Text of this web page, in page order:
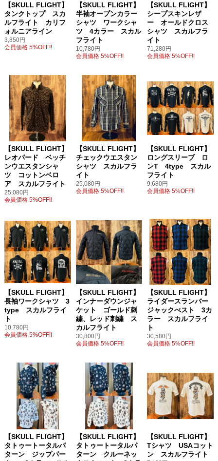
【SKULL FLIGHT】
タンクトップ スカ
ルフライト カリフ
ォルニアライン
3,850円
会員価格 5%OFF!!
【SKULL FLIGHT】
半袖オープンカラー
シャツ ワークシャ
ツ 4カラー スカル
フライト
10,780円
会員価格 5%OFF!!
【SKULL FLIGHT】
シープスキンレザ
ー オールドクロス
シャツ スカルフラ
イト
71,280円
会員価格 5%OFF!!
【SKULL FLIGHT】
レオパード ベッチ
ンウエスタンシャ
ツ コットンベロ
ア スカルフライト
25,080円
会員価格 5%OFF!!
【SKULL FLIGHT】
チェックウエスタン
シャツ スカルフラ
イト
25,080円
会員価格 5%OFF!!
【SKULL FLIGHT】
ロングスリーブ ロ
ンT 4type スカル
フライト
9,680円
会員価格 5%OFF!!
【SKULL FLIGHT】
長袖ワークシャツ 3
type スカルフライ
ト
10,780円
会員価格 5%OFF!!
【SKULL FLIGHT】
インナーダウンジャ
ケット ゴールド刺
繍、レッド刺繍 ス
カルフライト
30,800円
会員価格 5%OFF!!
【SKULL FLIGHT】
ライダースランバー
ジャックべスト 3カ
ラー スカルフライ
ト
30,580円
会員価格 5%OFF!!
【SKULL FLIGHT】
タトゥートータルパ
ターン ジップパー
【SKULL FLIGHT】
タトゥートータルパ
ターン クルーネッ
【SKULL FLIGHT】
Tシャツ USAコット
ン スカルフライト